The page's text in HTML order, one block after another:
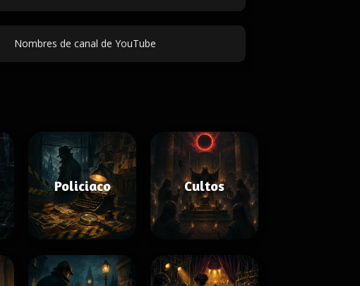
Nombres de canal de YouTube
Policiaco Cultos